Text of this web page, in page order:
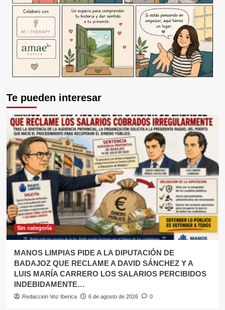
Te pueden interesar
Sin categoría
MANOS LIMPIAS PIDE A LA DIPUTACIÓN DE
BADAJOZ QUE RECLAME A DAVID SÁNCHEZ Y A
LUIS MARÍA CARRERO LOS SALARIOS PERCIBIDOS
INDEBIDAMENTE…
Redaccion Voz Iberica 6 de agosto de 2026 0